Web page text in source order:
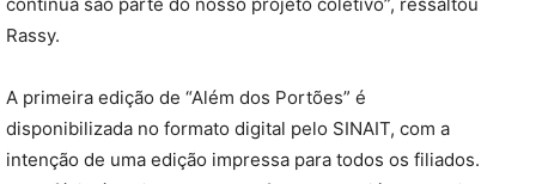
Rassy.
A primeira edição de “Além dos Portões” é
disponibilizada no formato digital pelo SINAIT, com a
intenção de uma edição impressa para todos os filiados.